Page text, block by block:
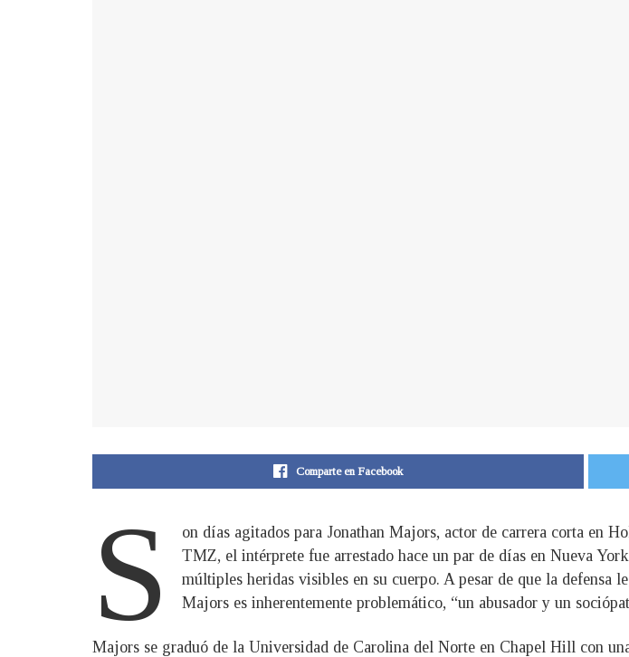
Comparte en Facebook
S
on días agitados para Jonathan Majors, actor de carrera corta en
TMZ, el intérprete fue arrestado hace un par de días en Nueva
múltiples heridas visibles en su cuerpo. A pesar de que la defensa
Majors es inherentemente problemático, “un abusador y un
Majors se graduó de la Universidad de Carolina del Norte en Chapel Hill con